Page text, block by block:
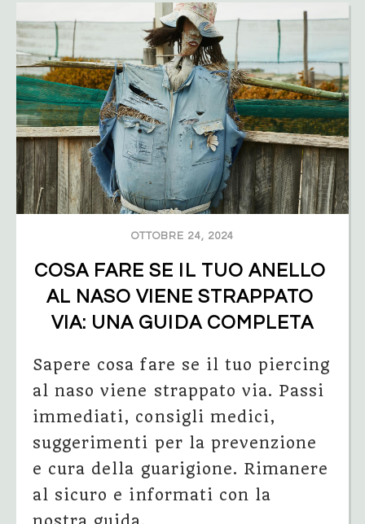
OTTOBRE 24, 2024
COSA FARE SE IL TUO ANELLO
AL NASO VIENE STRAPPATO
VIA: UNA GUIDA COMPLETA
Sapere cosa fare se il tuo piercing
al naso viene strappato via. Passi
immediati, consigli medici,
suggerimenti per la prevenzione
e cura della guarigione. Rimanere
al sicuro e informati con la